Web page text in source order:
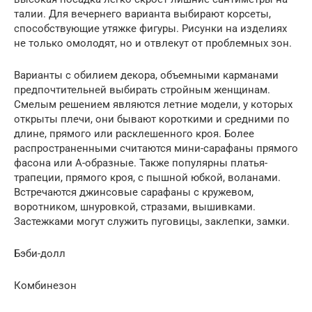
талии. Для вечернего варианта выбирают корсеты,
способствующие утяжке фигуры. Рисунки на изделиях
не только омолодят, но и отвлекут от проблемных зон.
Варианты с обилием декора, объемными карманами
предпочтительней выбирать стройным женщинам.
Смелым решением являются летние модели, у которых
открыты плечи, они бывают короткими и средними по
длине, прямого или расклешенного кроя. Более
распространенными считаются мини-сарафаны прямого
фасона или А-образные. Также популярны платья-
трапеции, прямого кроя, с пышной юбкой, воланами.
Встречаются джинсовые сарафаны с кружевом,
воротником, шнуровкой, стразами, вышивками.
Застежками могут служить пуговицы, заклепки, замки.
Бэби-долл
Комбинезон